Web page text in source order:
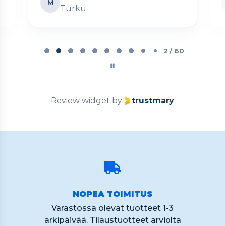
M
Turku
2 / 60
Review widget by trustmary
NOPEA TOIMITUS
Varastossa olevat tuotteet 1-3
arkipäivää. Tilaustuotteet arviolta